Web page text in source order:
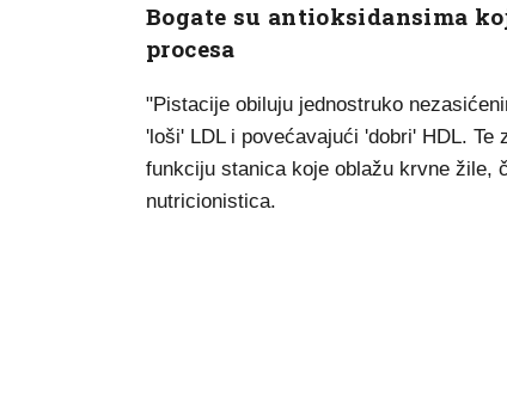
Bogate su antioksidansima
procesa
"Pistacije obiluju jednostruko
'loši' LDL i povećavajući 'dobri' HDL.
funkciju stanica koje oblažu krvne žile,
nutricionistica.